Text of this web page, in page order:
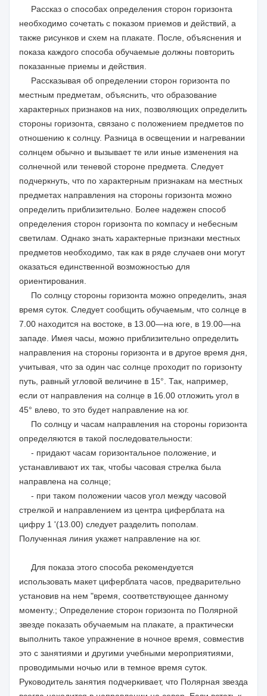
Рассказ о способах определения сторон горизонта
необходимо сочетать с показом приемов и действий, а
также рисунков и схем на плакате. После, объяснения и
показа каждого способа обучаемые должны повторить
показанные приемы и действия.
Рассказывая об определении сторон горизонта по
местным предметам, объяснить, что образование
характерных признаков на них, позволяющих определить
стороны горизонта, связано с положением предметов по
отношению к солнцу. Разница в освещении и нагревании
солнцем обычно и вызывает те или иные изменения на
солнечной или теневой стороне предмета. Следует
подчеркнуть, что по характерным признакам на местных
предметах направления на стороны горизонта можно
определить приблизительно. Более надежен способ
определения сторон горизонта по компасу и небесным
светилам. Однако знать характерные признаки местных
предметов необходимо, так как в ряде случаев они могут
оказаться единственной возможностью для
ориентирования.
По солнцу стороны горизонта можно определить, зная
время суток. Следует сообщить обучаемым, что солнце в
7.00 находится на востоке, в 13.00—на юге, в 19.00—на
западе. Имея часы, можно приблизительно определить
направления на стороны горизонта и в другое время дня,
учитывая, что за один час солнце проходит по горизонту
путь, равный угловой величине в 15°. Так, например,
если от направления на солнце в 16.00 отложить угол в
45° влево, то это будет направление на юг.
По солнцу и часам направления на стороны горизонта
определяются в такой последовательности:
- придают часам горизонтальное положение, и
устанавливают их так, чтобы часовая стрелка была
направлена на солнце;
- при таком положении часов угол между часовой
стрелкой и направлением из центра циферблата на
цифру 1 '(13.00) следует разделить пополам.
Полученная линия укажет направление на юг.
Для показа этого способа рекомендуется
использовать макет циферблата часов, предварительно
установив на нем "время, соответствующее данному
моменту.; Определение сторон горизонта по Полярной
звезде показать обучаемым на плакате, а практически
выполнить такое упражнение в ночное время, совместив
это с занятиями и другими учебными мероприятиями,
проводимыми ночью или в темное время суток.
Руководитель занятия подчеркивает, что Полярная звезда